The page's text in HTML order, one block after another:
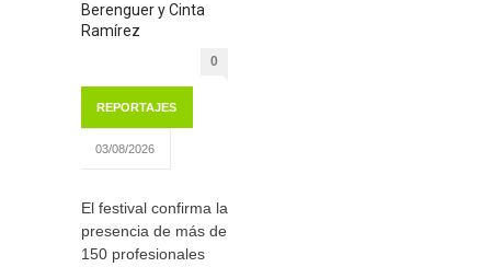
Berenguer y Cinta
Ramírez
0
REPORTAJES
03/08/2026
El festival confirma la
presencia de más de
150 profesionales